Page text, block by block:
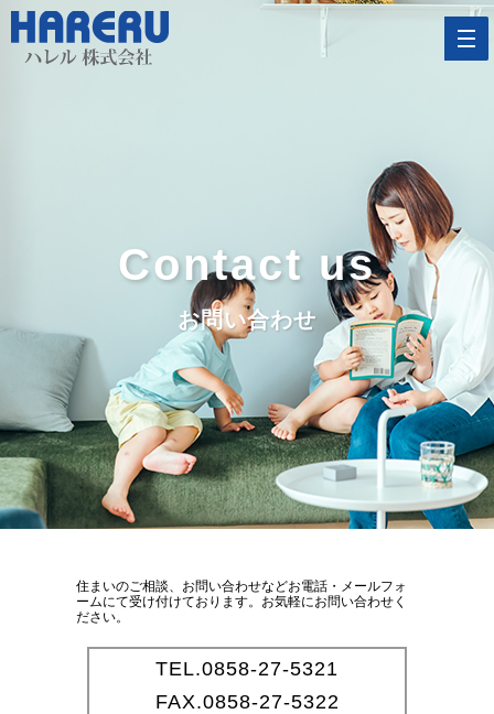
Contact us
お問い合わせ
住まいのご相談、お問い合わせなどお電話・メールフォ
ームにて受け付けております。お気軽にお問い合わせく
ださい。
TEL.0858-27-5321
FAX.0858-27-5322